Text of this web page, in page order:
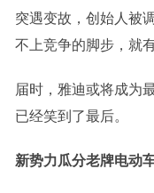
突遇变故，创始人被
不上竞争的脚步，就
届时，雅迪或将成为
已经笑到了最后。
新势力瓜分老牌电动